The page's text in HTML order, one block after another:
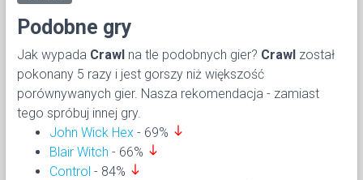
Podobne gry
Jak wypada Crawl na tle podobnych gier? Crawl został
pokonany 5 razy i jest gorszy niż większość
porównywanych gier. Nasza rekomendacja - zamiast
tego spróbuj innej gry.
John Wick Hex - 69% south
Blair Witch - 66% south
Control - 84% south